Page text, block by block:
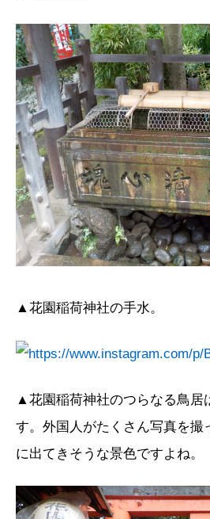
▲花園稲荷神社の手水。
▲花園稲荷神社のつらなる鳥居
す。外国人がたくさん写真を撮
に出てきそうな景色ですよね。